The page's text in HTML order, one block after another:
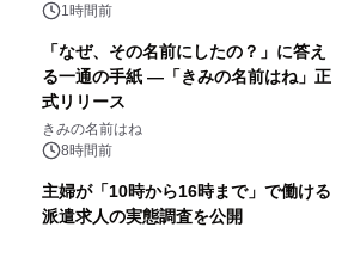
（火）発売
1時間前
「なぜ、その名前にしたの？」に答え
る一通の手紙 ―「きみの名前はね」正
式リリース
きみの名前はね
8時間前
主婦が「10時から16時まで」で働ける
派遣求人の実態調査を公開